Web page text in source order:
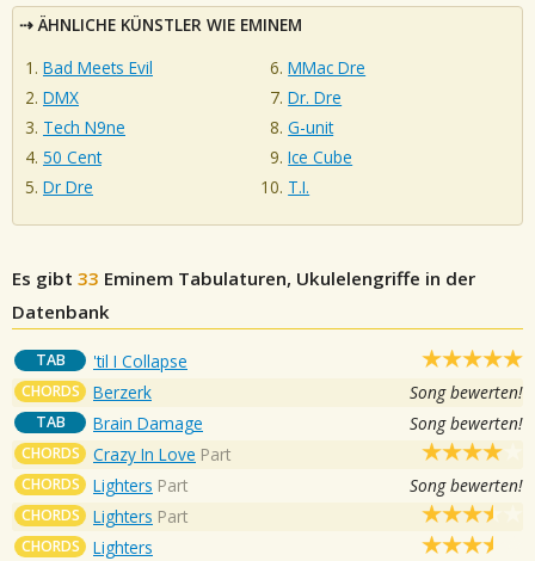
ÄHNLICHE KÜNSTLER WIE EMINEM
Bad Meets Evil
DMX
Tech N9ne
50 Cent
Dr Dre
MMac Dre
Dr. Dre
G-unit
Ice Cube
T.I.
Es gibt 33 Eminem Tabulaturen, Ukulelengriffe in der
Datenbank
TAB 'til I Collapse
CHORDS Berzerk Song bewerten!
TAB Brain Damage Song bewerten!
CHORDS Crazy In Love Part
CHORDS Lighters Part Song bewerten!
CHORDS Lighters Part
CHORDS Lighters